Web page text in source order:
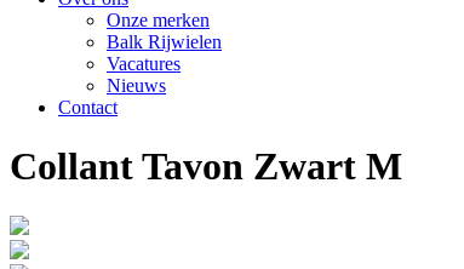
Onze merken
Balk Rijwielen
Vacatures
Nieuws
Contact
Collant Tavon Zwart M